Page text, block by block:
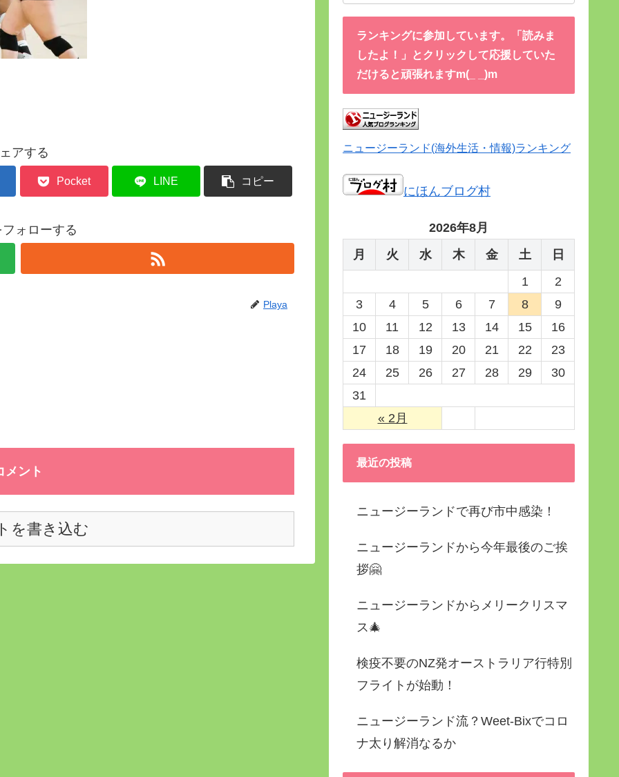
アする
Pocket LINE コピー
ォローする
Playa
メント
を書き込む
ランキングに参加しています。「読みま
したよ！」とクリックして応援していた
だけると頑張れますm(_ _)m
ニュージーランド(海外生活・情報)ランキング
にほんブログ村
2026年8月
月
火 水 木 金 土 日
« 2月
1
2
3
4 5 6 7 8
9
10
11 12 13 14 15
16
17
18 19 20 21 22
23
24
25 26 27 28 29
30
31
最近の投稿
ニュージーランドで再び市中感染！
ニュージーランドから今年最後のご挨
拶🤗
ニュージーランドからメリークリスマ
ス🎄
検疫不要のNZ発オーストラリア行特別
フライトが始動！
ニュージーランド流？Weet-Bixでコロ
ナ太り解消なるか